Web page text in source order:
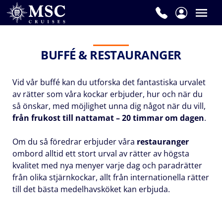
BUFFÉ & RESTAURANGER
Vid vår buffé kan du utforska det fantastiska urvalet
av rätter som våra kockar erbjuder, hur och när du
så önskar, med möjlighet unna dig något när du vill,
från frukost till nattamat – 20 timmar om dagen.
Om du så föredrar erbjuder våra restauranger
ombord alltid ett stort urval av rätter av högsta
kvalitet med nya menyer varje dag och paradrätter
från olika stjärnkockar, allt från internationella rätter
till det bästa medelhavsköket kan erbjuda.